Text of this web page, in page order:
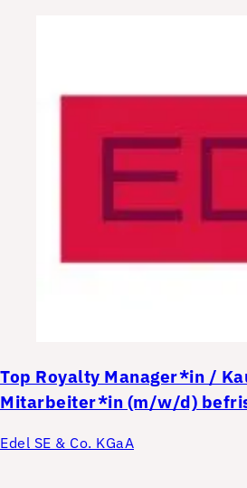
Top Royalty Manager*in /
Mitarbeiter*in (m/w/d)
Edel SE & Co. KGaA